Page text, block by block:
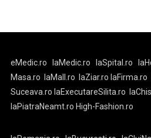
eMedic.ro laMedic.ro laSpital.ro
Masa.ro
laMall.ro laZiar.ro laFirma.ro
Suceava.ro laExecutareSilita.ro
laPiatraNeamt.ro High-Fashion.ro